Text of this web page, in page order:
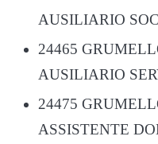
AUSILIARIO
24465
AUSILIARIO
24475
ASSISTENTE